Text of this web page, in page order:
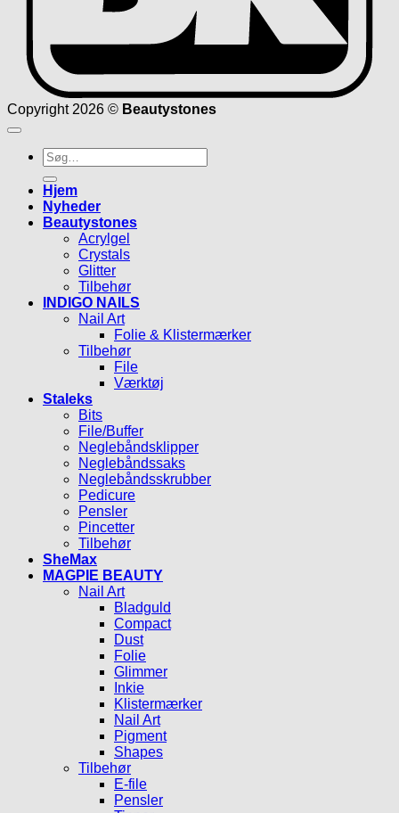
Copyright 2026 © Beautystones
Søg
efter:
Hjem
Nyheder
Beautystones
Acrylgel
Crystals
Glitter
Tilbehør
INDIGO NAILS
Nail Art
Folie & Klistermærker
Tilbehør
File
Værktøj
Staleks
Bits
File/Buffer
Neglebåndsklipper
Neglebåndssaks
Neglebåndsskrubber
Pedicure
Pensler
Pincetter
Tilbehør
SheMax
MAGPIE BEAUTY
Nail Art
Bladguld
Compact
Dust
Folie
Glimmer
Inkie
Klistermærker
Nail Art
Pigment
Shapes
Tilbehør
E-file
Pensler